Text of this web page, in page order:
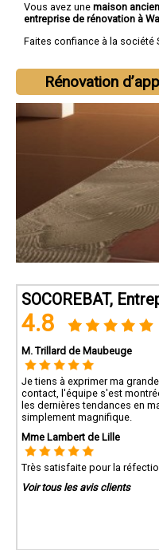
Vous avez une maison
entreprise de rénovation à
Faites confiance à la société
Rénovation
SOCOREBAT,
4.8
M. Trillard de Maubeuge
Je tiens à exprimer ma
contact, l'équipe s'est
les dernières tendances en
simplement magnifique.
Mme Lambert de Lille
Très satisfaite pour la
Voir tous les avis clients